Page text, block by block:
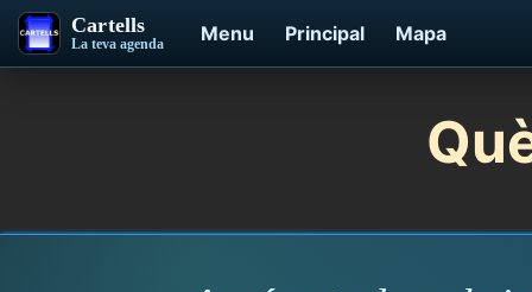
Cartells
La teva agenda Menu Principal Mapa